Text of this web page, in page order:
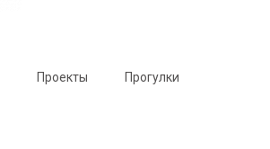
Проекты Прогулки